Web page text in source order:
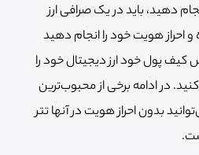
دهید، باید در یک صرافی ارز
و احراز هویت خود را انجام دهید
کیف پول خود ارز دیجیتال خود را
در ادامه برخی از محبوب‌ترین
بدون احراز هویت در آنها تتر